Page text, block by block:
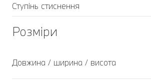
Ступінь стиснення
Розміри
Довжина / ширина / висота